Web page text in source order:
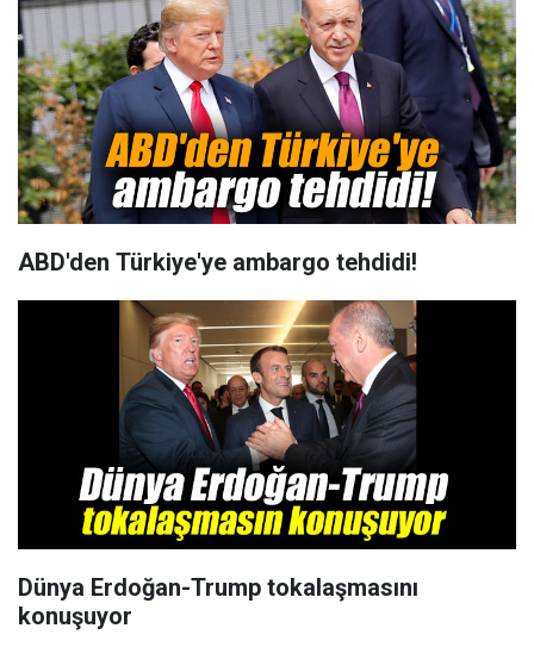
ABD'den Türkiye'ye ambargo tehdidi!
Dünya Erdoğan-Trump tokalaşmasını
konuşuyor